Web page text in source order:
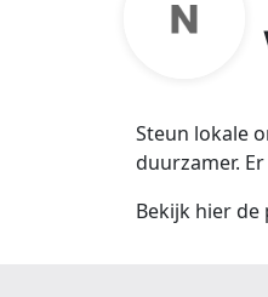
Steun lokale
duurzamer.
Bekijk hier